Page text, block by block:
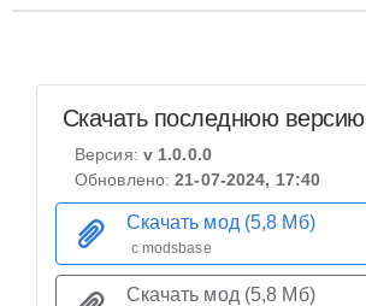
Скачать последнюю версию
Версия: v 1.0.0.0
Обновлено:21-07-2024, 17:40
Скачать мод (5,8 Мб)
с modsbase
Скачать мод (5,8 Мб)